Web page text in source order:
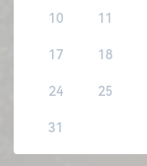
10 11
17 18
24 25
31